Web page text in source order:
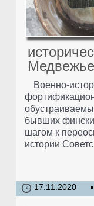
Военно-
бывших
шагом к
истории
17.11.2020